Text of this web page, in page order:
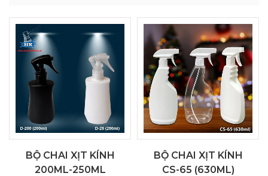
BỘ CHAI XỊT KÍNH
200ML-250ML
BỘ CHAI XỊT KÍNH
CS-65 (630ML)